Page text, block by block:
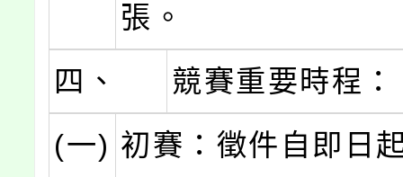
張。
四、
競賽重要時程：
(一) 初賽：徵件自即日